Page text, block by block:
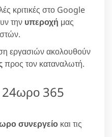
κριτικές στο Google
την υπεροχή μας
εργασιών ακολουθούν
προς τον καταναλωτή.
24ωρο 365
συνεργείο και τις